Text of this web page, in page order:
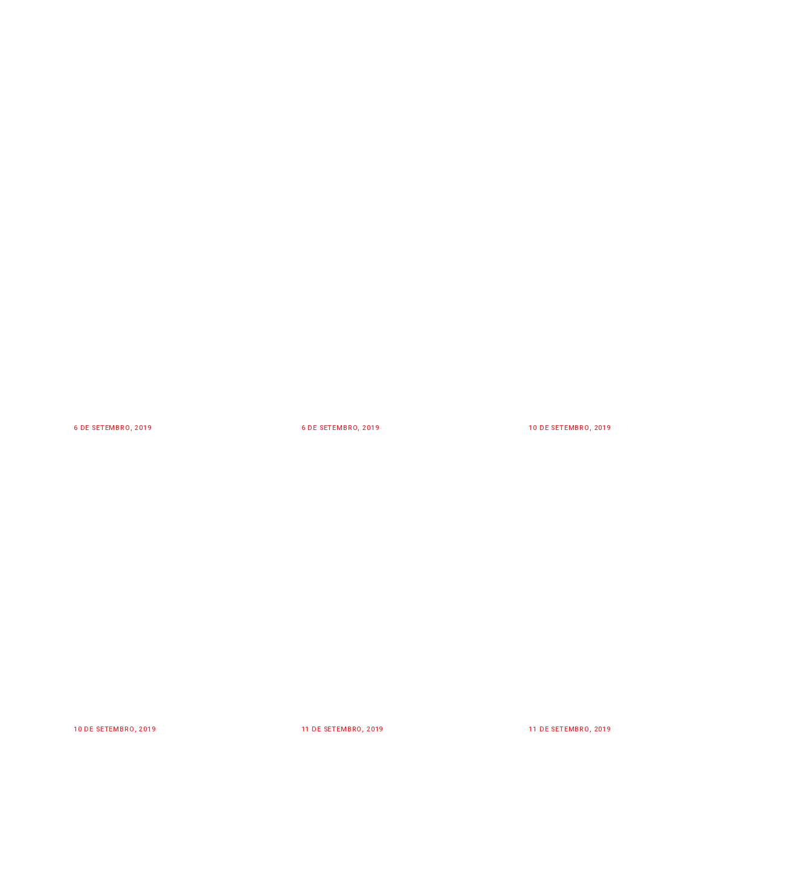
6 DE SETEMBRO, 2019 6 DE SETEMBRO, 2019 10 DE SETEMBRO, 2019
10 DE SETEMBRO, 2019 11 DE SETEMBRO, 2019 11 DE SETEMBRO, 2019